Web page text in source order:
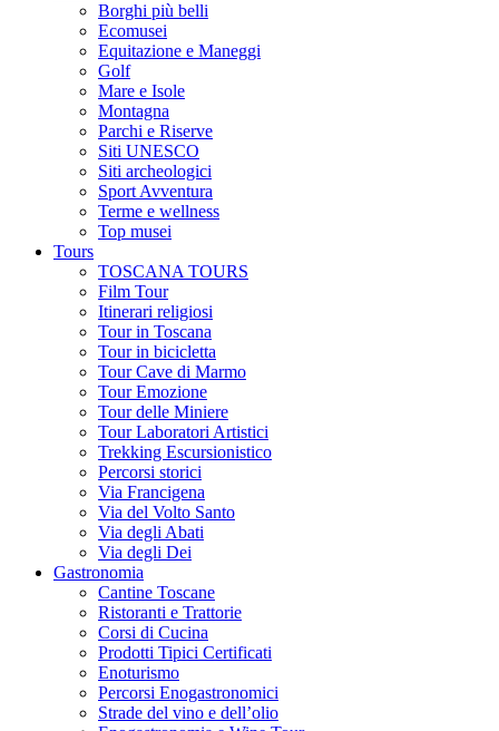
Borghi più belli
Ecomusei
Equitazione e Maneggi
Golf
Mare e Isole
Montagna
Parchi e Riserve
Siti UNESCO
Siti archeologici
Sport Avventura
Terme e wellness
Top musei
Tours
TOSCANA TOURS
Film Tour
Itinerari religiosi
Tour in Toscana
Tour in bicicletta
Tour Cave di Marmo
Tour Emozione
Tour delle Miniere
Tour Laboratori Artistici
Trekking Escursionistico
Percorsi storici
Via Francigena
Via del Volto Santo
Via degli Abati
Via degli Dei
Gastronomia
Cantine Toscane
Ristoranti e Trattorie
Corsi di Cucina
Prodotti Tipici Certificati
Enoturismo
Percorsi Enogastronomici
Strade del vino e dell’olio